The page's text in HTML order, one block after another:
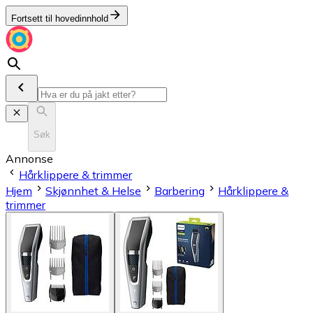
Fortsett til hovedinnhold
Søk
Annonse
Hårklippere & trimmer
Hjem
Skjønnhet & Helse Barbering
Hårklippere &
trimmer